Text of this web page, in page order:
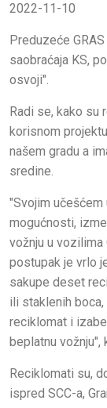
2022-11-10
Preduzeće
saobraćaja KS,
osvoji".
Radi se, kako su
korisnom
našem gradu a
sredine.
"Svojim učešćem
mogućnosti,
vožnju u vozilima
postupak je vrlo
sakupe deset
ili staklenih
reciklomat i
beplatnu vožnju",
Reciklomati su,
ispred SCC-a,